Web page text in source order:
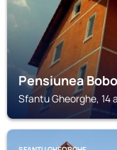
Pensiunea
Sfantu Gheorghe, 14